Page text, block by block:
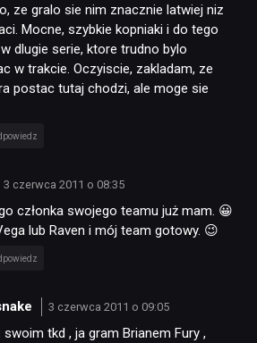
ze gralo sie nim znacznie latwiej niz
Mocne, szybkie kopniaki i do tego
dlugie serie, ktore trudno bylo
w trakcie. Oczyiscie, zakladam, ze
postac tutaj chodzi, ale moge sie
3 czerwca 2011 o 08:35
członka swojego teamu już mam. 😀
lub Raven i mój team gotowy. 😉
3 czerwca 2011 o 09:05
tkd , ja gram Brianem Fury ,